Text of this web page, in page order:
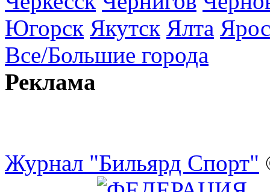
Югорск Якутск Ялта
Все/Большие города
Реклама
Журнал "Бильярд Спорт"